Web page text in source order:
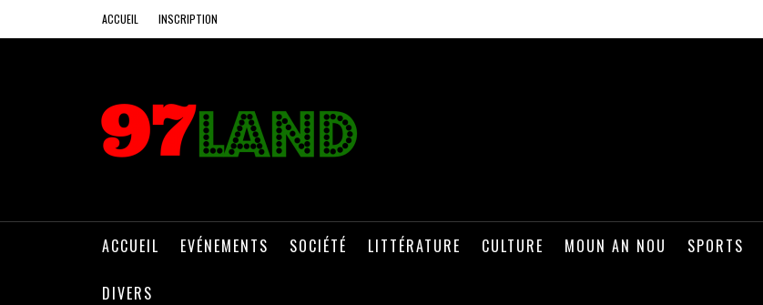
ACCUEIL INSCRIPTION
ACCUEIL EVÉNEMENTS SOCIÉTÉ LITTÉRATURE CULTURE MOUN AN NOU SPORTS
DIVERS